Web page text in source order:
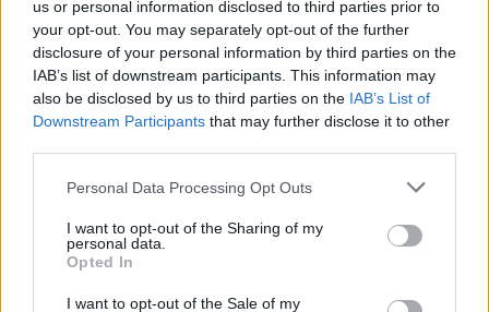
us or personal information disclosed to third parties prior to
your opt-out. You may separately opt-out of the further
disclosure of your personal information by third parties on the
IAB’s list of downstream participants. This information may
also be disclosed by us to third parties on the IAB’s List of
Downstream Participants that may further disclose it to other
Please note that this website/app uses one or more Google
not limited to your visit or usage behaviour. You may click to
grant or deny consent to Google and its third-party tags to
use your data for below specified purposes in below Google
consent section.
Personal Data Processing Opt Outs
I want to opt-out of the Sharing of my
personal data.
Opted In
I want to opt-out of the Sale of my
FLASH FOCUS